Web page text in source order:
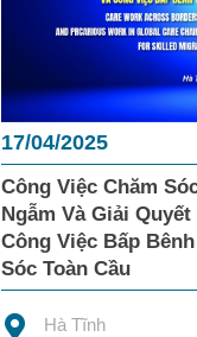
17/04/2025
Công Việc Chăm
Ngẫm Và Giải
Công Việc Bấp
Sóc Toàn Cầu
Hà Tĩnh